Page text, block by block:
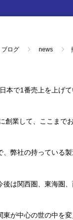
ブログ news
日本で1番売上を上げ
創業して、ここまで
、弊社の持っている
後は関西圏、東海圏
東が中心の世の中を